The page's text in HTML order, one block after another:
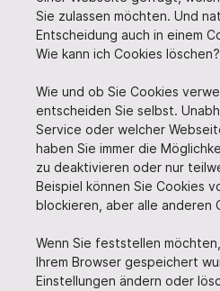
Sie zulassen möchten. Und
Entscheidung auch in einem
Wie kann ich Cookies löschen?
Wie und ob Sie Cookies
entscheiden Sie selbst.
Service oder welcher
haben Sie immer die
zu deaktivieren oder nur
Beispiel können Sie Cookies
blockieren, aber alle anderen
Wenn Sie feststellen
Ihrem Browser gespeichert
Einstellungen ändern oder